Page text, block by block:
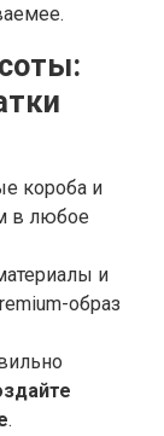
короба и
в любое
и
образ
.